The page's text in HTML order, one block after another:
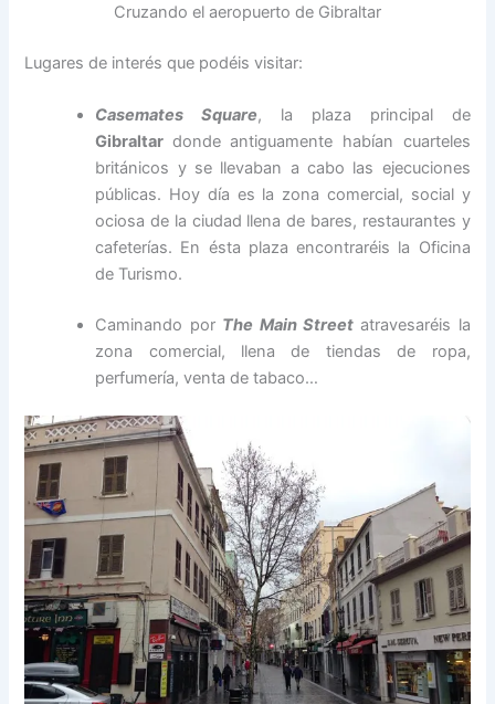
Cruzando el aeropuerto de Gibraltar
Lugares de interés que podéis visitar:
Casemates Square, la plaza principal de
Gibraltar donde antiguamente habían cuarteles
británicos y se llevaban a cabo las ejecuciones
públicas. Hoy día es la zona comercial, social y
ociosa de la ciudad llena de bares, restaurantes y
cafeterías. En ésta plaza encontraréis la Oficina
de Turismo.
Caminando por The Main Street atravesaréis la
zona comercial, llena de tiendas de ropa,
perfumería, venta de tabaco…